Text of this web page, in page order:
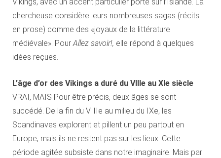
chercheuse considère leurs nombreuses sagas (récits
en prose) comme des «joyaux de la littérature
médiévale». PourAllez savoir!, elle répond à quelques
idées reçues.
L’âge d’or des Vikings a duré du VIIIe au XIe siècle
VRAI, MAIS Pour être précis, deux âges se sont
succédé. De la fin du VIIIe au milieu du IXe, les
Scandinaves explorent et pillent un peu partout en
Europe, mais ils ne restent pas sur les lieux. Cette
période agitée subsiste dans notre imaginaire. Mais par